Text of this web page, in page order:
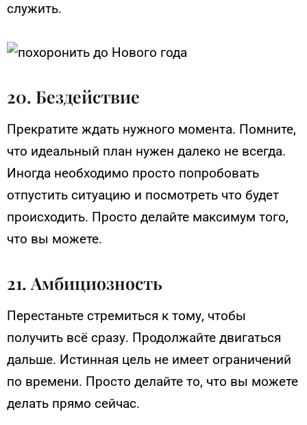
служить.
20. Бездействие
Прекратите ждать нужного момента. Помните,
что идеальный план нужен далеко не всегда.
Иногда необходимо просто попробовать
отпустить ситуацию и посмотреть что будет
происходить. Просто делайте максимум того,
что вы можете.
21. Амбициозность
Перестаньте стремиться к тому, чтобы
получить всё сразу. Продолжайте двигаться
дальше. Истинная цель не имеет ограничений
по времени. Просто делайте то, что вы можете
делать прямо сейчас.